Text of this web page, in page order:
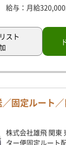
給与：月給
スト
固定ルート
株式会社雄飛 関東
ター便固定ルート